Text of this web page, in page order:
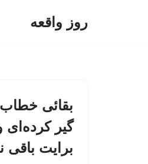
روز واقعه
بقائی
گیر کرده‌ای
برایت باقی